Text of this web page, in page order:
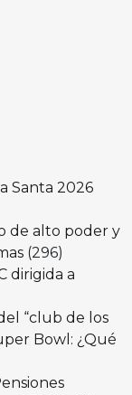
Santa 2026
de alto poder y
(296)
dirigida a
“club de los
Bowl: ¿Qué